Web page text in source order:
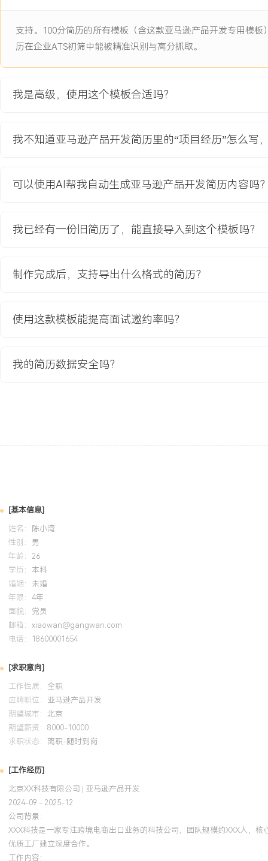
2024-09 2025-12
家用美容仪器产品线0-1孵化
牌认知的家用美容仪器系列。初期面临市场被国际大牌垄断、用户
项目职责：
温控安全及使用便捷性三大核心痛点；据此主导定义产品核心功能
设计可拆卸磁吸头与三档控温。
次跨部门评审会解决技术问题；独立研究并对接第三方机构，完成产
证，确保合规上市零风险。
制定分阶段推广策略，首月聚焦精准关键词广告与顶级评测机构合
与品牌广告扩大曝光。
词与投放策略；根据首批用户差评，在一个月内推动工厂完成产品
本。
1.产品上市后X个月内实现单月销售额突破XXX万美元，稳居细分类
教育背景
2020-09 -
GPA X.XX/X.X（专业前XX%），主修国际贸易实务、市场营销及消
程，熟练掌握Excel数据透视表与SQL基础查询进行市场数据分析。
课程设计，负责亚马逊美国站选品与定价策略模块，通过模拟系统
悉国际贸易基本流程与跨境电商平台规则。
自我评价
产品规划、供应链落地到上市推广及生命周期管理的全流程，成功
品，单产品线年销售额突破XXX万美元。产品开发：擅长数据驱动
定义，通过精细化竞品分析与用户痛点提炼，确保新品差异化竞争
XXX%，平均上市周期缩短XXX%。运营推广：精通亚马逊站内广告
搭建数据看板监控核心指标，并基于销售、广告及用户反馈数据进
够高效联动设计、供应链及运营团队。对目标市场消费者有深刻洞
培训经历
支持。100分简历的所有模板（含这款亚马逊产品开发专用模
历在企业ATS初筛中能被精准识别与高分抓取。
我是高级，使用这个模板合适吗？
我不知道亚马逊产品开发简历里的“项目经历”怎么写
可以使用AI帮我自动生成亚马逊产品开发简历内容吗
我已经有一份旧简历了，能直接导入到这个模板吗？
制作完成后，支持导出什么格式的简历？
使用这款模板能提高面试邀约率吗？
我的简历数据安全吗？
[基本信息]
姓名：
陈小湾
性别： 男
年龄： 26
学历： 本科
婚姻： 未婚
年限： 4年
面貌： 党员
邮箱： xiaowan@gangwan.com
电话：
18600001654
[求职意向]
工作性质： 全职
应聘职位： 亚马逊产品开发
期望城市： 北京
期望薪资： 8000-10000
求职状态： 离职-随时到岗
[工作经历]
北京XX科技有限公司 | 亚马逊产品开发
2024-09 - 2025-12
公司背景：
XXX科技是一家专注跨境电商出口业务的科技公司，团队规模约XXX人，
优质工厂建立深度合作。
工作内容：